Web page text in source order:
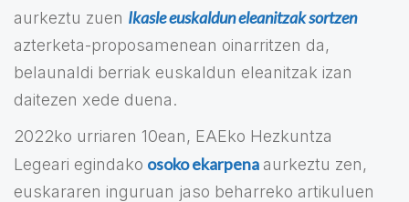
aurkeztu zuen Ikasle euskaldun eleanitzak sortzen
azterketa-proposamenean oinarritzen da,
belaunaldi berriak euskaldun eleanitzak izan
daitezen xede duena.
2022ko urriaren 10ean, EAEko Hezkuntza
Legeari egindako osoko ekarpena aurkeztu zen,
euskararen inguruan jaso beharreko artikuluen